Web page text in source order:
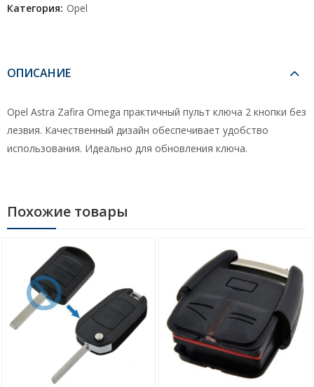
Категория: Opel
ОПИСАНИЕ
Opel Astra Zafira Omega практичный пульт ключа 2 кнопки без
лезвия. Качественный дизайн обеспечивает удобство
использования. Идеально для обновления ключа.
Похожие товары